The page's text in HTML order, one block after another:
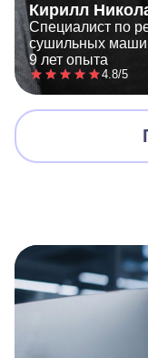
Кирилл
Специалист по
сушильных
9 лет опыта
4.8/5